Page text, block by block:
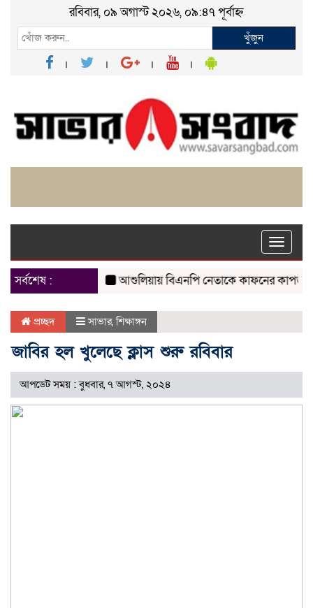
রবিবার, ০৯ অগাস্ট ২০২৬, ০৯:৪৭ পূর্বাহ্ন
খুঁজুন
Toggle
সর্বশেষ :
আশুলিয়ায় বিএনপি নেতাকে কাফনের কাপড় পাঠিয়ে
প্রচ্ছদ সাভার,শিক্ষাঙ্গন
জাবির হল খুলেছে ক্লাস শুরু রবিবার
আপডেট সময় : বুধবার, ৭ আগস্ট, ২০২৪